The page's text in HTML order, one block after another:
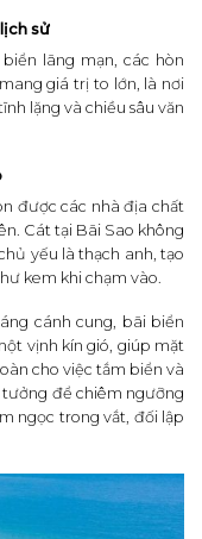
sử
lãng mạn, các hòn
giá trị to lớn, là nơi
lặng và chiều sâu văn
được các nhà địa chất
Cát tại Bãi Sao không
yếu là thạch anh, tạo
kem khi chạm vào.
cánh cung, bãi biển
vịnh kín gió, giúp mặt
cho việc tắm biển và
tưởng để chiêm ngưỡng
ngọc trong vắt, đối lập